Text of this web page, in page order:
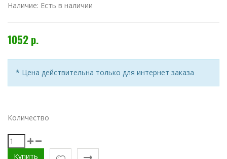
Наличие: Есть в наличии
1052 р.
* Цена действительна только для интернет заказа
Количество